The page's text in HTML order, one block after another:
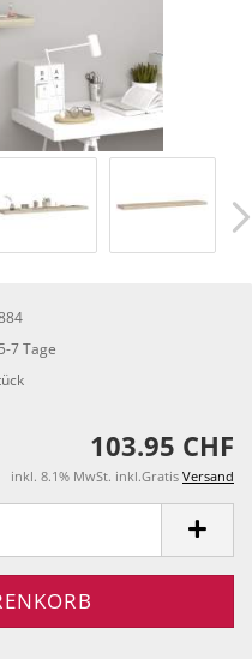
7 Tage
103.95 CHF
inkl. 8.1% MwSt. inkl.Gratis Versand